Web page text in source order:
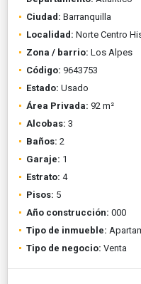
Ciudad: Barranquilla
Localidad: Norte Centro
Zona / barrio: Los Alpes
Código: 9643753
Estado: Usado
Área Privada: 92 m²
Alcobas: 3
Baños: 2
Garaje: 1
Estrato: 4
Pisos: 5
Año construcción: 000
Tipo de inmueble:
Tipo de negocio: Venta